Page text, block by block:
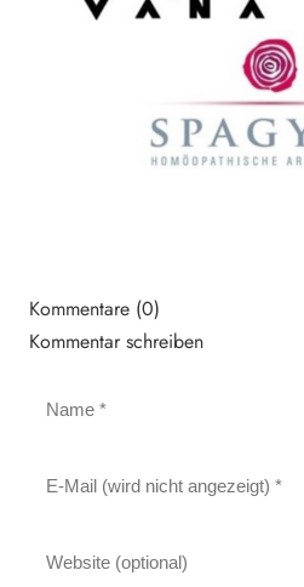
Kommentare (0)
Kommentar schreiben